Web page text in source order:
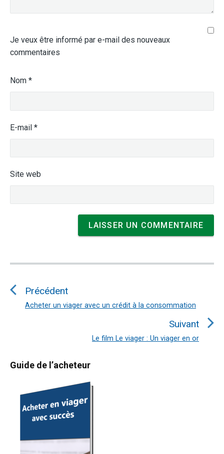
Je veux être informé par e-mail des nouveaux
commentaires
Nom *
E-mail *
Site web
Navigation
l’article
Précédent
Article
Acheter un viager avec un crédit à la consommation
Suivant
Article
Le film Le viager : Un viager en or
Primary
Guide de l’acheteur